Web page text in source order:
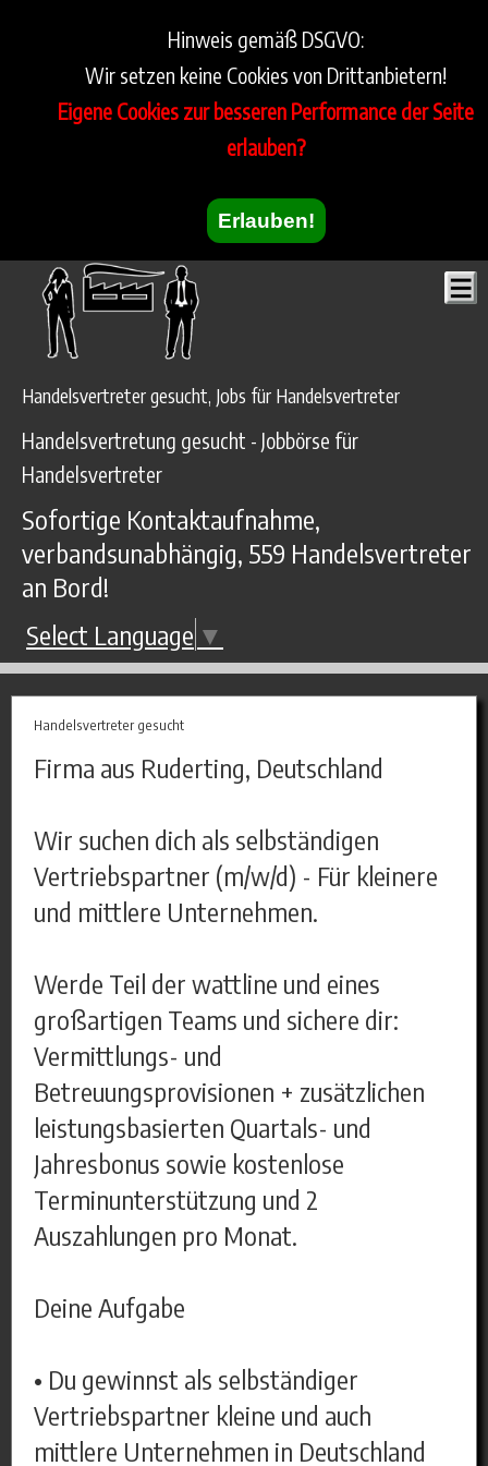
Hinweis gemäß DSGVO:
Wir setzen keine Cookies von Drittanbietern!
Eigene Cookies zur besseren Performance der Seite
erlauben?
Erlauben!
Handelsvertreter gesucht, Jobs für Handelsvertreter
Handelsvertretung gesucht - Jobbörse für
Handelsvertreter
Sofortige Kontaktaufnahme,
verbandsunabhängig, 559 Handelsvertreter
an Bord!
Select Language ▼
Handelsvertreter gesucht
Firma aus Ruderting, Deutschland
Wir suchen dich als selbständigen
Vertriebspartner (m/w/d) - Für kleinere
und mittlere Unternehmen.
Werde Teil der wattline und eines
großartigen Teams und sichere dir:
Vermittlungs- und
Betreuungsprovisionen + zusätzlichen
leistungsbasierten Quartals- und
Jahresbonus sowie kostenlose
Terminunterstützung und 2
Auszahlungen pro Monat.
Deine Aufgabe
• Du gewinnst als selbständiger
Vertriebspartner kleine und auch
mittlere Unternehmen in Deutschland